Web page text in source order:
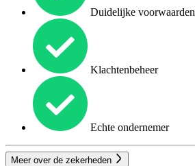
Duidelijke voorwaarden
Klachtenbeheer
Echte ondernemer
Meer over de zekerheden